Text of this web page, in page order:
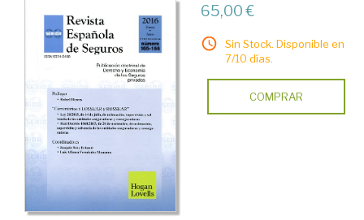
65,00 €
Sin Stock. Disponible en
7/10 días.
COMPRAR